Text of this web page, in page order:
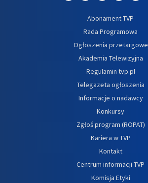
Abonament TVP
Rada Programowa
Ogłoszenia przetargowe
Akademia Telewizyjna
Regulamin tvp.pl
Telegazeta ogłoszenia
Informacje o nadawcy
Konkursy
Zgłoś program (ROPAT)
Kariera w TVP
Kontakt
Centrum informacji TVP
Komisja Etyki